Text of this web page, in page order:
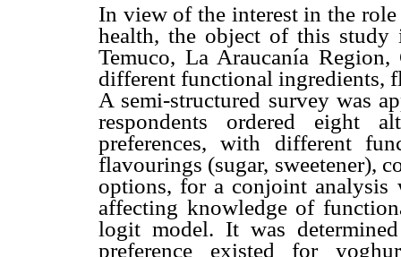
In view of the interest in the
health, the object of this
Temuco, La Araucanía
different functional ingredients,
A semi-structured survey was
respondents ordered eight
preferences, with different
flavourings (sugar, sweetener),
options, for a conjoint analysis
affecting knowledge of
logit model. It was
preference existed for